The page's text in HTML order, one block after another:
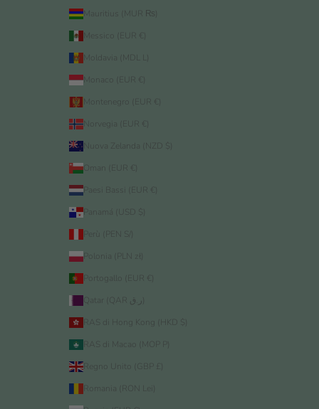
Mauritius (MUR ₨)
Messico (EUR €)
Moldavia (MDL L)
Monaco (EUR €)
Montenegro (EUR €)
Norvegia (EUR €)
Nuova Zelanda (NZD $)
Oman (EUR €)
Panamá (USD $)
Perù (PEN S/)
Polonia (PLN zł)
Portogallo (EUR €)
RAS di Hong Kong (HKD $)
RAS di Macao (MOP P)
Regno Unito (GBP £)
Romania (RON Lei)